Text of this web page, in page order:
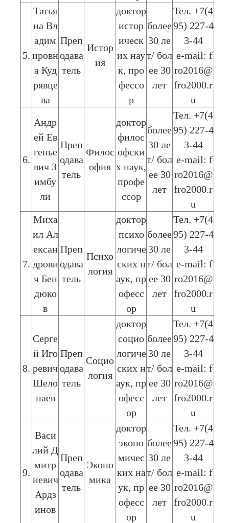
5.
Татья
на Вл
адим
ировн
а Куд
рявце
ва
Преп
одава
тель
Истор
ия
доктор
истор
ическ
их нау
к, про
фессо
р
более
30 ле
т/ бол
ее 30
лет
Тел. +7(4
95) 227-4
3-44
e-mail: f
ro2016@
fro2000.r
u
6.
Андр
ей Ев
генье
вич З
имбу
ли
Преп
одава
тель
Филос
офия
доктор
филос
офски
х наук,
профе
ссор
более
30 ле
т/ бол
ее 30
лет
Тел. +7(4
95) 227-4
3-44
e-mail: f
ro2016@
fro2000.r
u
7.
Миха
ил Ал
ексан
дрови
ч Бен
дюко
в
Преп
одава
тель
Психо
логия
доктор
психо
логиче
ских н
аук, пр
офесс
ор
более
30 ле
т/ бол
ее 30
лет
Тел. +7(4
95) 227-4
3-44
e-mail: f
ro2016@
fro2000.r
u
8.
Серге
й Иго
ревич
Шело
наев
Преп
одава
тель
Социо
логия
доктор
социо
логиче
ских н
аук, пр
офесс
ор
более
30 ле
т/ бол
ее 30
лет
Тел. +7(4
95) 227-4
3-44
e-mail: f
ro2016@
fro2000.r
u
9.
Васи
лий Д
митр
иевич
Ардз
инов
Преп
одава
тель
Эконо
мика
доктор
эконо
мичес
ких на
ук, пр
офесс
ор
более
30 ле
т/ бол
ее 30
лет
Тел. +7(4
95) 227-4
3-44
e-mail: f
ro2016@
fro2000.r
u